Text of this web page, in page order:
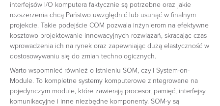
interfejsów I/O komputera faktycznie są potrzebne oraz jakie
rozszerzenia chcą Państwo uwzględnić lub usunąć w finalnym
projekcie. Takie podejście COM pozwala inżynierom na efektywne
kosztowo projektowanie innowacyjnych rozwiązań, skracając czas
wprowadzenia ich na rynek oraz zapewniając dużą elastyczność w
dostosowywaniu się do zmian technologicznych.
Warto wspomnieć również o istnieniu SOM, czyli System-on-
Module. To kompletne systemy komputerowe zintegrowane na
pojedynczym module, które zawierają procesor, pamięć, interfejsy
komunikacyjne i inne niezbędne komponenty. SOM-y są